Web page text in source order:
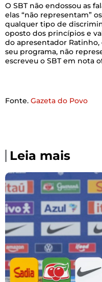
O SBT não endossou as
elas “não representam”
qualquer tipo de
oposto dos princípios e
do apresentador
seu programa, não
escreveu o SBT em nota
Fonte. Gazeta do Povo
Leia mais